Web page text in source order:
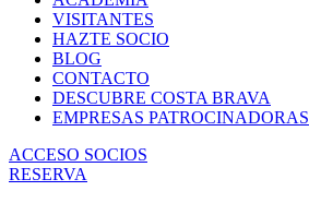
VISITANTES
HAZTE SOCIO
BLOG
CONTACTO
DESCUBRE COSTA BRAVA
EMPRESAS PATROCINADORAS
ACCESO SOCIOS
RESERVA